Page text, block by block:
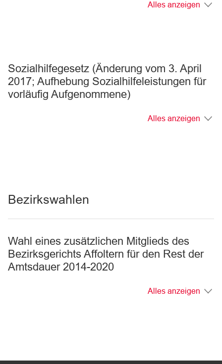
Alles anzeigen
Sozialhilfegesetz (Änderung vom 3. April
2017; Aufhebung Sozialhilfeleistungen für
vorläufig Aufgenommene)
Alles anzeigen
Bezirkswahlen
Wahl eines zusätzlichen Mitglieds des
Bezirksgerichts Affoltern für den Rest der
Amtsdauer 2014-2020
Alles anzeigen